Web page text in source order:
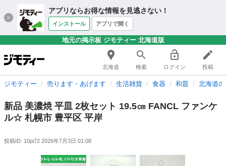
アプリならお得な情報を見逃さない！
インストール アプリで開く
地元の掲示板 ジモティー 北海道版
北海道 検索 ログイン 投稿
ジモティー 売ります・あげます 生活雑貨 食器 和皿 北海道
新品 美濃焼 平皿 2枚セット 19.5㎝ FANCL ファンケ
ル☆ 札幌市 豊平区 平岸
投稿ID: 10pi72 2026年7月3日 01:08